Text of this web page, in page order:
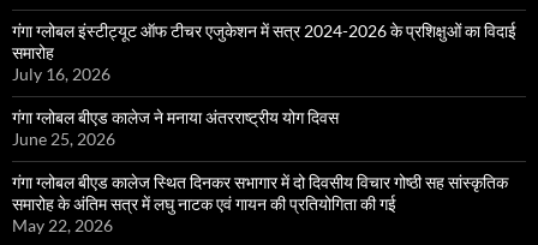
गंगा ग्लोबल इंस्टीट्यूट ऑफ टीचर एजुकेशन में सत्र 2024-2026 के प्रशिक्षुओं का विदाई
समारोह
July 16, 2026
गंगा ग्लोबल बीएड कालेज ने मनाया अंतरराष्ट्रीय योग दिवस
June 25, 2026
गंगा ग्लोबल बीएड कालेज स्थित दिनकर सभागार में दो दिवसीय विचार गोष्ठी सह सांस्कृतिक
समारोह के अंतिम सत्र में लघु नाटक एवं गायन की प्रतियोगिता की गई
May 22, 2026